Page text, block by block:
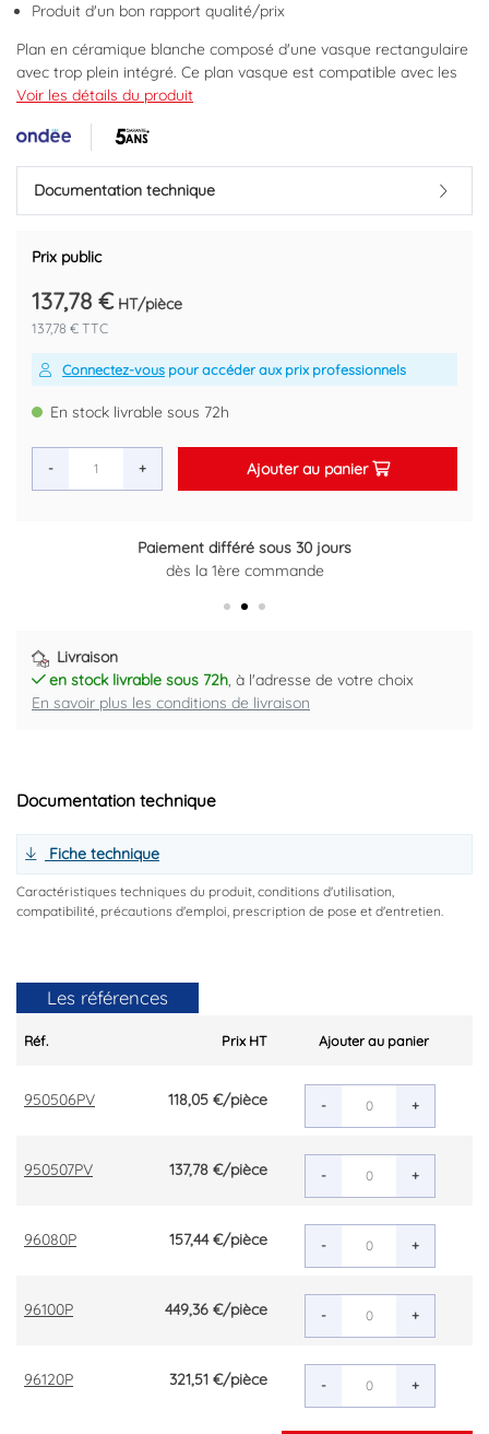
Produit d'un bon rapport qualité/prix
Plan en céramique blanche composé d'une vasque rectangulaire
avec trop plein intégré. Ce plan vasque est compatible avec les
meubles des collections DUBAI et NEW YORK. Dimensions :
de la cuve : 450x255x120mm
Marque : ONDEE
Code EAN : 3383950804117
Voir les détails du produit
Documentation technique
Prix public
137,78 € HT/pièce
137,78 € TTC
Connectez-vous pour accéder aux prix professionnels
En stock livrable sous 72h
- + Ajouter au panier
Paiement différé sous 30 jours
dès la 1ère commande
Livraison
en stock livrable sous 72h, à l'adresse de votre choix
En savoir plus les conditions de livraison
Documentation technique
Fiche technique
Caractéristiques techniques du produit, conditions d'utilisation,
compatibilité, précautions d'emploi, prescription de pose et d'entretien.
Les références
Réf. Prix HT Ajouter au panier
950506PV 118,05 €/pièce - +
950507PV 137,78 €/pièce - +
96080P 157,44 €/pièce - +
96100P 449,36 €/pièce - +
96120P 321,51 €/pièce - +